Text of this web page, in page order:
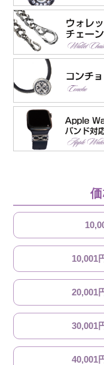
10,001
20,001
30,001
40,001